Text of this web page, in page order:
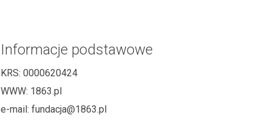
Informacje podstawowe
KRS: 0000620424
WWW: 1863.pl
e-mail: fundacja@1863.pl